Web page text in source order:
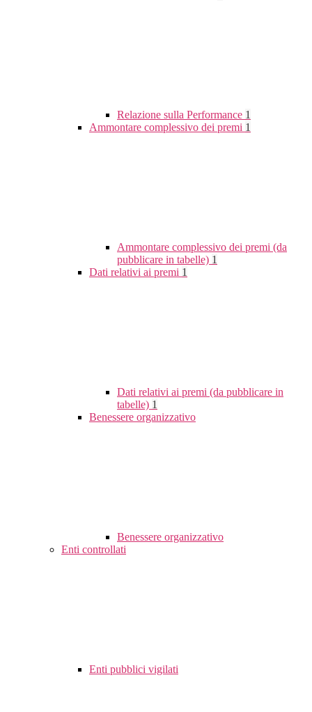
Relazione sulla Performance 1
Ammontare complessivo dei premi 1
Ammontare complessivo dei premi (da
pubblicare in tabelle) 1
Dati relativi ai premi 1
Dati relativi ai premi (da pubblicare in
tabelle) 1
Benessere organizzativo
Benessere organizzativo
Enti controllati
Enti pubblici vigilati